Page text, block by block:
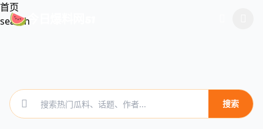
跳过导航
首页
search
🍉今日爆料网51
搜索